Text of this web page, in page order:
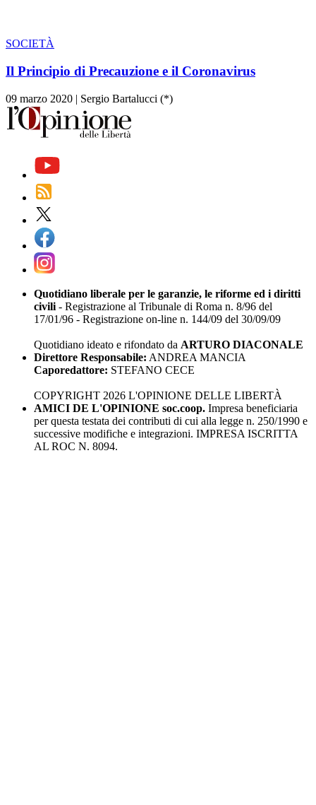
SOCIETÀ
Il Principio di Precauzione e il Coronavirus
09 marzo 2020 | Sergio Bartalucci (*)
Quotidiano liberale per le garanzie, le riforme ed i diritti
civili - Registrazione al Tribunale di Roma n. 8/96 del
17/01/96 - Registrazione on-line n. 144/09 del 30/09/09
Quotidiano ideato e rifondato da ARTURO DIACONALE
Direttore Responsabile: ANDREA MANCIA
Caporedattore: STEFANO CECE
COPYRIGHT 2026 L'OPINIONE DELLE LIBERTÀ
AMICI DE L'OPINIONE soc.coop. Impresa beneficiaria
per questa testata dei contributi di cui alla legge n. 250/1990 e
successive modifiche e integrazioni. IMPRESA ISCRITTA
AL ROC N. 8094.